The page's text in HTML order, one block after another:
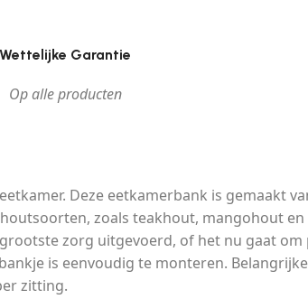
Wettelijke Garantie
Op alle producten
Deze eetkamerbank is gemaakt
zoals teakhout, mangohout
zorg uitgevoerd, of het nu gaat
is eenvoudig te monteren.
zitting.